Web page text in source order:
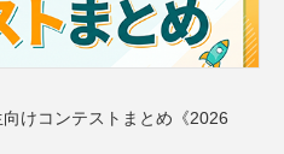
けコンテストまとめ《2026